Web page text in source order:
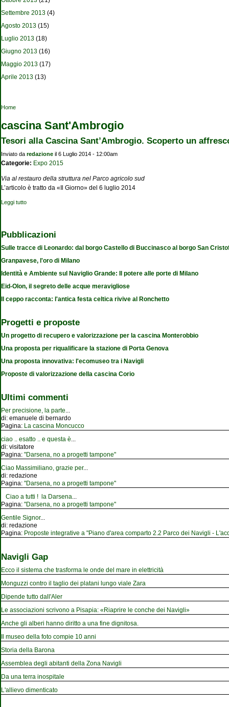
Settembre 2013 (4)
Agosto 2013 (15)
Luglio 2013 (18)
Giugno 2013 (16)
Maggio 2013 (17)
Aprile 2013 (13)
Tu sei qui
Home
cascina Sant'Ambrogio
Tesori alla Cascina Sant’Ambrogio. Scoperto un
Inviato da redazione il 6 Luglio 2014 - 12:00am
Categorie: Expo 2015
Via al restauro della struttura nel Parco agricolo sud
L’articolo è tratto da «Il Giorno» del 6 luglio 2014
Leggi tutto
Pubblicazioni
Sulle tracce di Leonardo: dal borgo Castello di Buccinasco al borgo San
Granpavese, l'oro di Milano
Identità e Ambiente sul Naviglio Grande: Il potere alle porte di Milano
Eid-Olon, il segreto delle acque meravigliose
Il ceppo racconta: l'antica festa celtica rivive al Ronchetto
Progetti e proposte
Un progetto di recupero e valorizzazione per la cascina Monterobbio
Una proposta per riqualificare la stazione di Porta Genova
Una proposta innovativa: l'ecomuseo tra i Navigli
Proposte di valorizzazione della cascina Corio
Ultimi commenti
Per precisione, la parte...
di: emanuele di bernardo
Pagina: La cascina Moncucco
ciao .. esatto .. e questa è...
di: visitatore
Pagina: "Darsena, no a progetti tampone"
Ciao Massimiliano, grazie per...
di: redazione
Pagina: "Darsena, no a progetti tampone"
Ciao a tutti ! la Darsena...
Pagina: "Darsena, no a progetti tampone"
Gentile Signor...
di: redazione
Pagina: Proposte integrative a "Piano d'area comparto 2.2 Parco dei Navigli -
Navigli Gap
Ecco il sistema che trasforma le onde del mare in elettricità
Monguzzi contro il taglio dei platani lungo viale Zara
Dipende tutto dall'Aler
Le associazioni scrivono a Pisapia: «Riaprire le conche dei Navigli»
Anche gli alberi hanno diritto a una fine dignitosa.
Il museo della foto compie 10 anni
Storia della Barona
Assemblea degli abitanti della Zona Navigli
Da una terra inospitale
L'allievo dimenticato